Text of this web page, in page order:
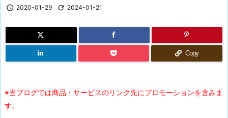
 2020-01-29  2024-01-21
Copy
※当ブログでは商品・サービスのリンク先にプロモーションを含みま
す。